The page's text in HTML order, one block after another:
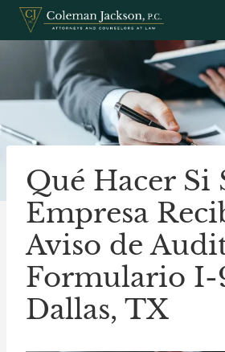
Saltar
contenido
Qué Hacer Si
Empresa
Aviso de
Formulario I-
Dallas, TX